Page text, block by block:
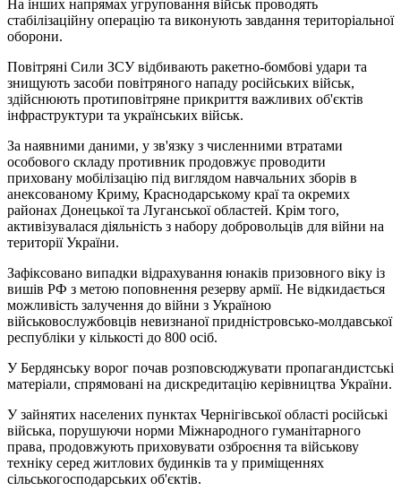
На інших напрямах угруповання військ проводять
стабілізаційну операцію та виконують завдання територіальної
оборони.
Повітряні Сили ЗСУ відбивають ракетно-бомбові удари та
знищують засоби повітряного нападу російських військ,
здійснюють протиповітряне прикриття важливих об'єктів
інфраструктури та українських військ.
За наявними даними, у зв'язку з численними втратами
особового складу противник продовжує проводити
приховану мобілізацію під виглядом навчальних зборів в
анексованому Криму, Краснодарському краї та окремих
районах Донецької та Луганської областей. Крім того,
активізувалася діяльність з набору добровольців для війни на
території України.
Зафіксовано випадки відрахування юнаків призовного віку із
вишів РФ з метою поповнення резерву армії. Не відкидається
можливість залучення до війни з Україною
військовослужбовців невизнаної придністровсько-молдавської
республіки у кількості до 800 осіб.
У Бердянську ворог почав розповсюджувати пропагандистські
матеріали, спрямовані на дискредитацію керівництва України.
У зайнятих населених пунктах Чернігівської області російські
війська, порушуючи норми Міжнародного гуманітарного
права, продовжують приховувати озброєння та військову
техніку серед житлових будинків та у приміщеннях
сільськогосподарських об'єктів.